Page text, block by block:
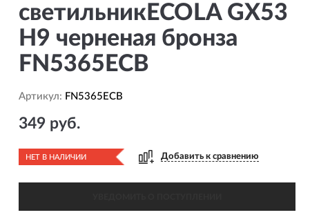
светильникECOLA GX53
H9 черненая бронза
FN5365ECB
Артикул: FN5365ECB
349 руб.
НЕТ В НАЛИЧИИ Добавить к сравнению